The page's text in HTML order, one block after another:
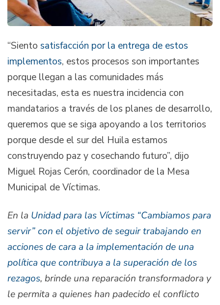
“Siento satisfacción por la entrega de estos
implementos, estos procesos son importantes
porque llegan a las comunidades más
necesitadas, esta es nuestra incidencia con
mandatarios a través de los planes de desarrollo,
queremos que se siga apoyando a los territorios
porque desde el sur del Huila estamos
construyendo paz y cosechando futuro”, dijo
Miguel Rojas Cerón, coordinador de la Mesa
Municipal de Víctimas.
En la Unidad para las Víctimas “Cambiamos para
servir” con el objetivo de seguir trabajando en
acciones de cara a la implementación de una
política que contribuya a la superación de los
rezagos, brinde una reparación transformadora y
le permita a quienes han padecido el conflicto